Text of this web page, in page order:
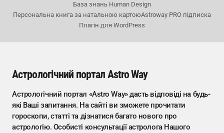
База знань Human Design
Персональна книга за натальною картоюAstroway PRO підписка
Плагін для WordPress
Астрологічний портал Astro Way
Астрологічний портал «Astro Way» дасть відповіді на будь-
які Ваші запитання. На сайті ви зможете прочитати
гороскопи, статті та дізнатися багато нового про
астрологію. Особисті консультації астролога Нашого